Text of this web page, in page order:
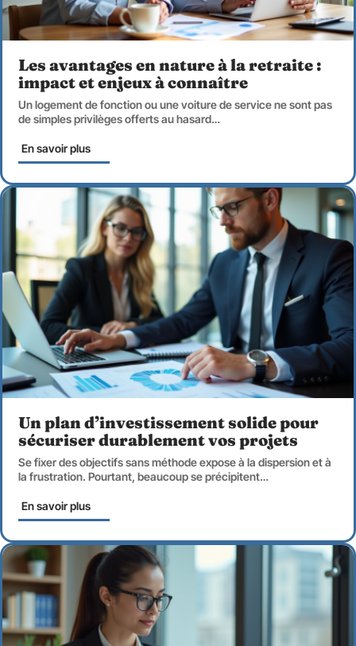
Les avantages en nature à la retraite :
impact et enjeux à connaître
Un logement de fonction ou une voiture de service ne sont pas
de simples privilèges offerts au hasard…
En savoir plus
Un plan d’investissement solide pour
sécuriser durablement vos projets
Se fixer des objectifs sans méthode expose à la dispersion et à
la frustration. Pourtant, beaucoup se précipitent…
En savoir plus